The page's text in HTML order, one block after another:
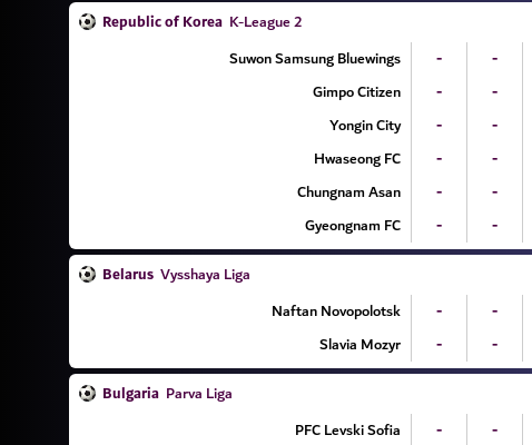
Republic of Korea K-League 2
Suwon Samsung Bluewings
- -
Gimpo Citizen
- -
Yongin City
- -
Hwaseong FC
- -
Chungnam Asan
- -
Gyeongnam FC
- -
Belarus Vysshaya Liga
Naftan Novopolotsk
- -
Slavia Mozyr
- -
Bulgaria Parva Liga
PFC Levski Sofia
- -